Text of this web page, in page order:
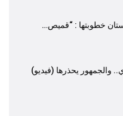
خطوبتها : “قميص…
يحذرها (فيديو)